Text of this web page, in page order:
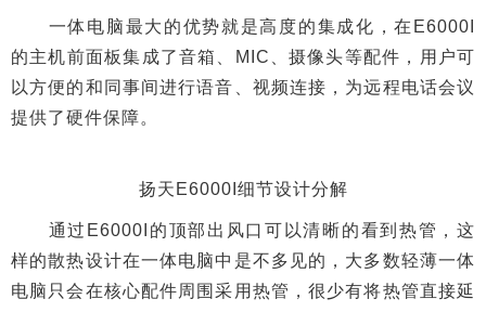
一体电脑最大的优势就是高度的集成化，在E6000I
的主机前面板集成了音箱、MIC、摄像头等配件，用户可
以方便的和同事间进行语音、视频连接，为远程电话会议
提供了硬件保障。
扬天E6000I细节设计分解
通过E6000I的顶部出风口可以清晰的看到热管，这
样的散热设计在一体电脑中是不多见的，大多数轻薄一体
电脑只会在核心配件周围采用热管，很少有将热管直接延